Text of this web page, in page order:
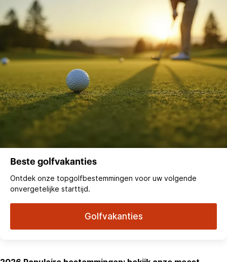
Beste golfvakanties
Ontdek onze topgolfbestemmingen voor uw volgende
onvergetelijke starttijd.
Golfvakanties